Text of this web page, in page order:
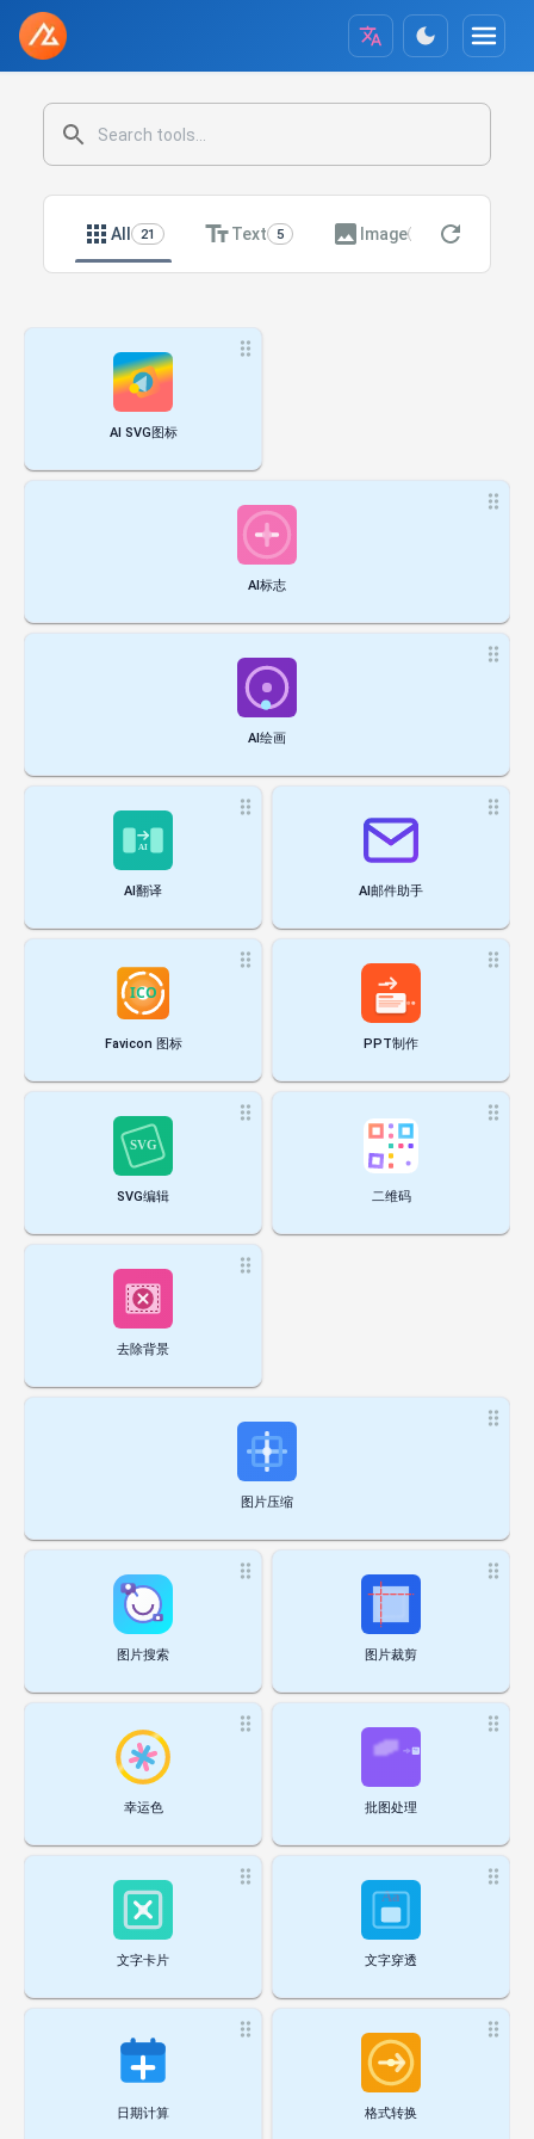
All 21 Text 5 Image
AI SVG图标
AI标志
AI绘画
AI翻译 AI邮件助手
Favicon 图标 PPT制作
SVG编辑 二维码
去除背景
图片压缩
图片搜索 图片裁剪
幸运色 批图处理
文字卡片 文字穿透
日期计算 格式转换